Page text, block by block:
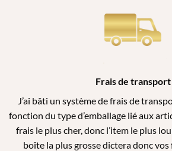
Frais de transport
J’ai bâti un système de frais de
fonction du type d’emballage lié aux
frais le plus cher, donc l’item le plus
boîte la plus grosse dictera donc